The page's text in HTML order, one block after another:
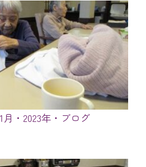
月・2023年・ブログ